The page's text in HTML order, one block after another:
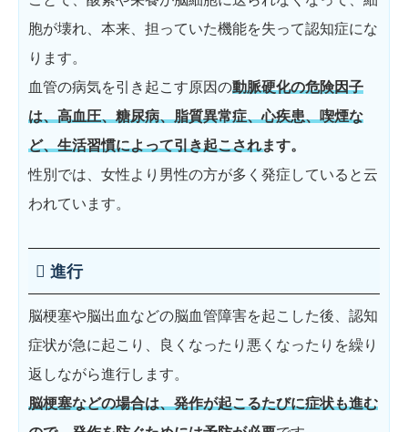
胞が壊れ、本来、担っていた機能を失って認知症にな
ります。
血管の病気を引き起こす原因の動脈硬化の危険因子
は、高血圧、糖尿病、脂質異常症、心疾患、喫煙な
ど、生活習慣によって引き起こされます。
性別では、女性より男性の方が多く発症していると云
われています。
進行
脳梗塞や脳出血などの脳血管障害を起こした後、認知
症状が急に起こり、良くなったり悪くなったりを繰り
返しながら進行します。
脳梗塞などの場合は、発作が起こるたびに症状も進む